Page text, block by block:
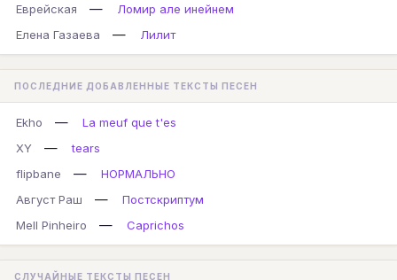
Еврейская
—
Ломир але инейнем
Елена Газаева
— Лилит
ПОСЛЕДНИЕ ДОБАВЛЕННЫЕ ТЕКСТЫ ПЕСЕН
Ekho —
La meuf que t'es
XY
—
tears
flipbane
—
НОРМАЛЬНО
Август Раш
—
Постскриптум
Mell Pinheiro
— Caprichos
СЛУЧАЙНЫЕ ТЕКСТЫ ПЕСЕН